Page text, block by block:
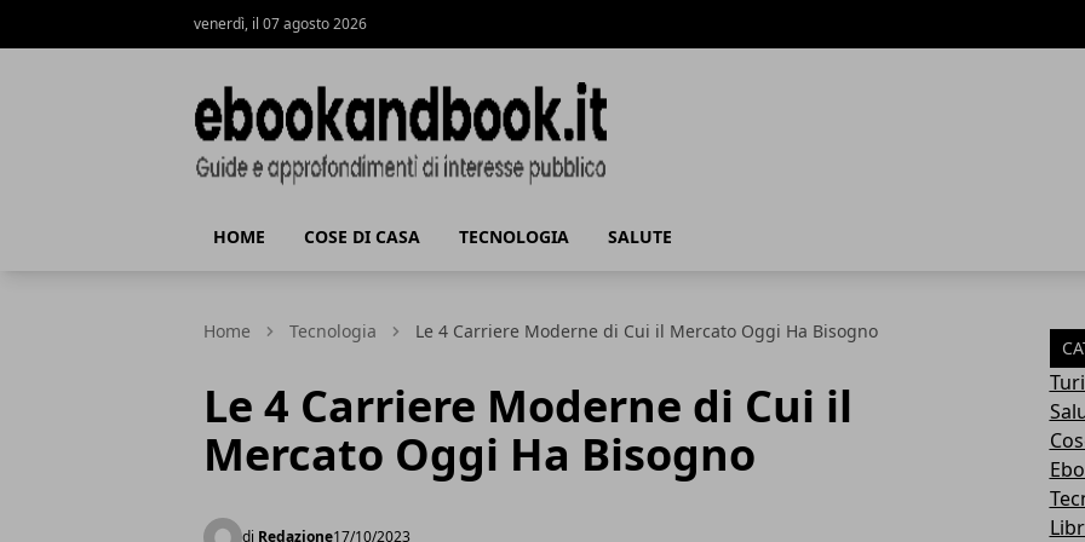
venerdì, il 07 agosto 2026
HOME COSE DI CASA TECNOLOGIA SALUTE
Home Tecnologia Le 4 Carriere Moderne di Cui il Mercato Oggi Ha Bisogno
Le 4 Carriere Moderne di Cui il
Mercato Oggi Ha Bisogno
di Redazione17/10/2023